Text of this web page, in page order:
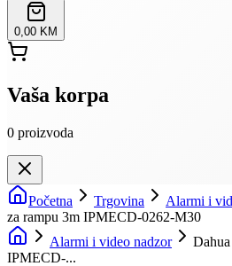
0,00 KM
Vaša korpa
0 proizvoda
Početna Trgovina Alarmi i
za rampu 3m IPMECD-0262-M30
Alarmi i video nadzor
IPMECD-...